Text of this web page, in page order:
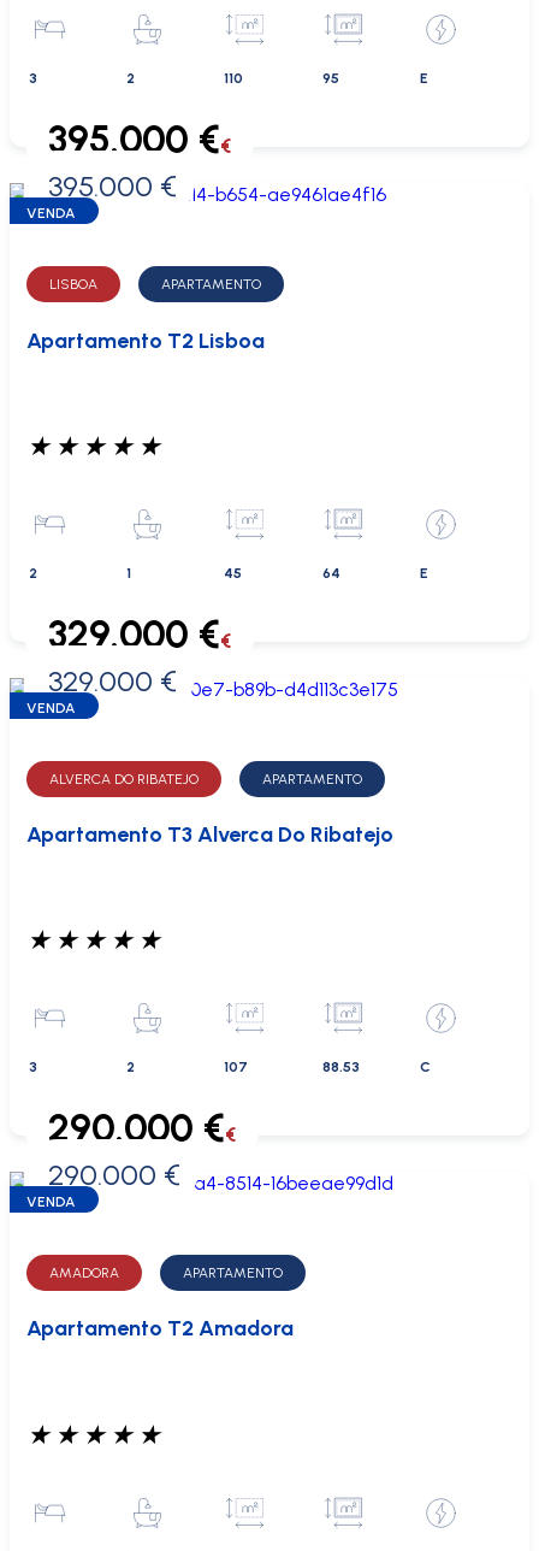
3 2 110 95 E
0 €
395.000 €€
395.000 €
VENDA
LISBOA APARTAMENTO
Apartamento T2 Lisboa
★ ★ ★ ★ ★
2 1 45 64 E
0 €
329.000 €€
329.000 €
VENDA
ALVERCA DO RIBATEJO APARTAMENTO
Apartamento T3 Alverca Do Ribatejo
★ ★ ★ ★ ★
3 2 107 88.53 C
0 €
290.000 €€
290.000 €
VENDA
AMADORA APARTAMENTO
Apartamento T2 Amadora
★ ★ ★ ★ ★